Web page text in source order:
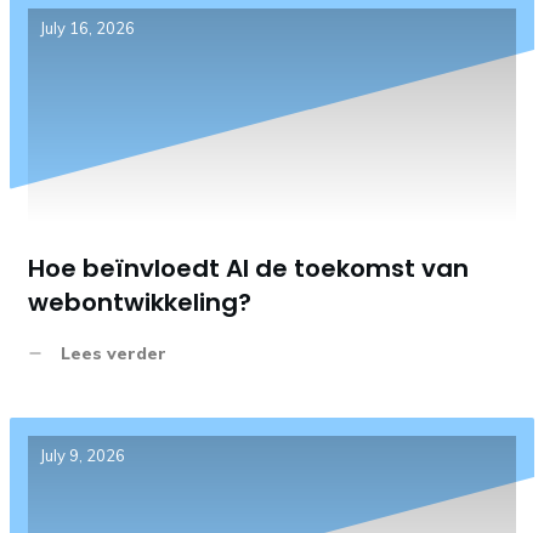
July 16, 2026
Hoe beïnvloedt AI de toekomst van
webontwikkeling?
Lees verder
July 9, 2026